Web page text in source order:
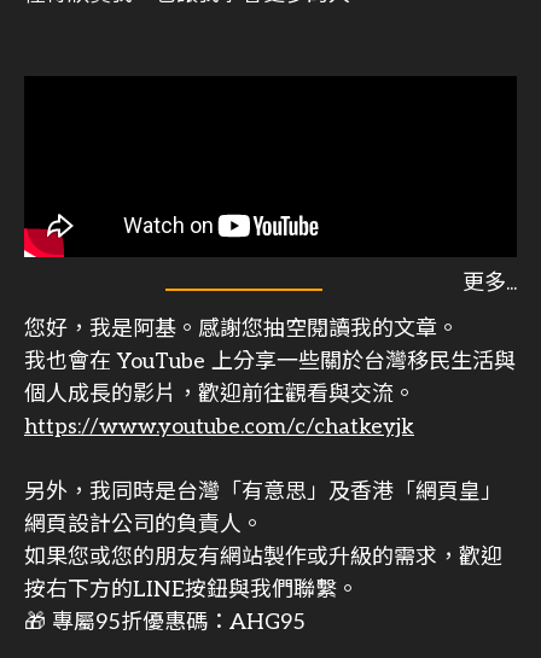
您好，我是阿基。感謝您抽空閱讀我的文章。
我也會在 YouTube 上分享一些關於台灣移民生活與
個人成長的影片，歡迎前往觀看與交流。
https://www.youtube.com/c/chatkeyjk
另外，我同時是台灣「有意思」及香港「網頁皇」
網頁設計公司的負責人。
如果您或您的朋友有網站製作或升級的需求，歡迎
按右下方的LINE按鈕與我們聯繫。
🎁 專屬95折優惠碼：AHG95